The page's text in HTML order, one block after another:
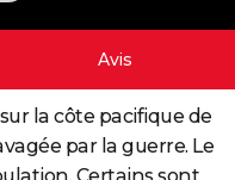
Avis
la côte pacifique de
par la guerre. Le